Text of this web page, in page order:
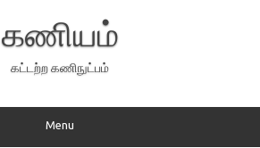
கணியம்
கட்டற்ற கணிநுட்பம்
Menu